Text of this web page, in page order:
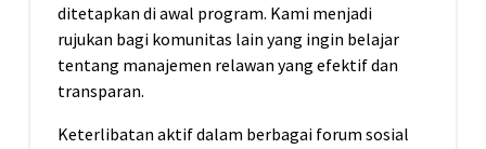
ditetapkan di awal program. Kami menjadi
rujukan bagi komunitas lain yang ingin belajar
tentang manajemen relawan yang efektif dan
transparan.
Keterlibatan aktif dalam berbagai forum sosial